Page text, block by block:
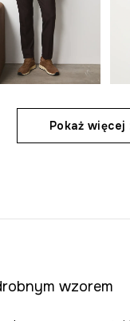
Pokaż więcej
wzorem